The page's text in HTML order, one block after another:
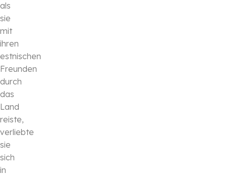
als
sie
mit
ihren
estnischen
Freunden
durch
das
Land
reiste,
verliebte
sie
sich
in